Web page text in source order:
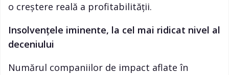
o creștere reală a profitabilității.
Insolvențele iminente, la cel mai ridicat nivel al
deceniului
Numărul companiilor de impact aflate în